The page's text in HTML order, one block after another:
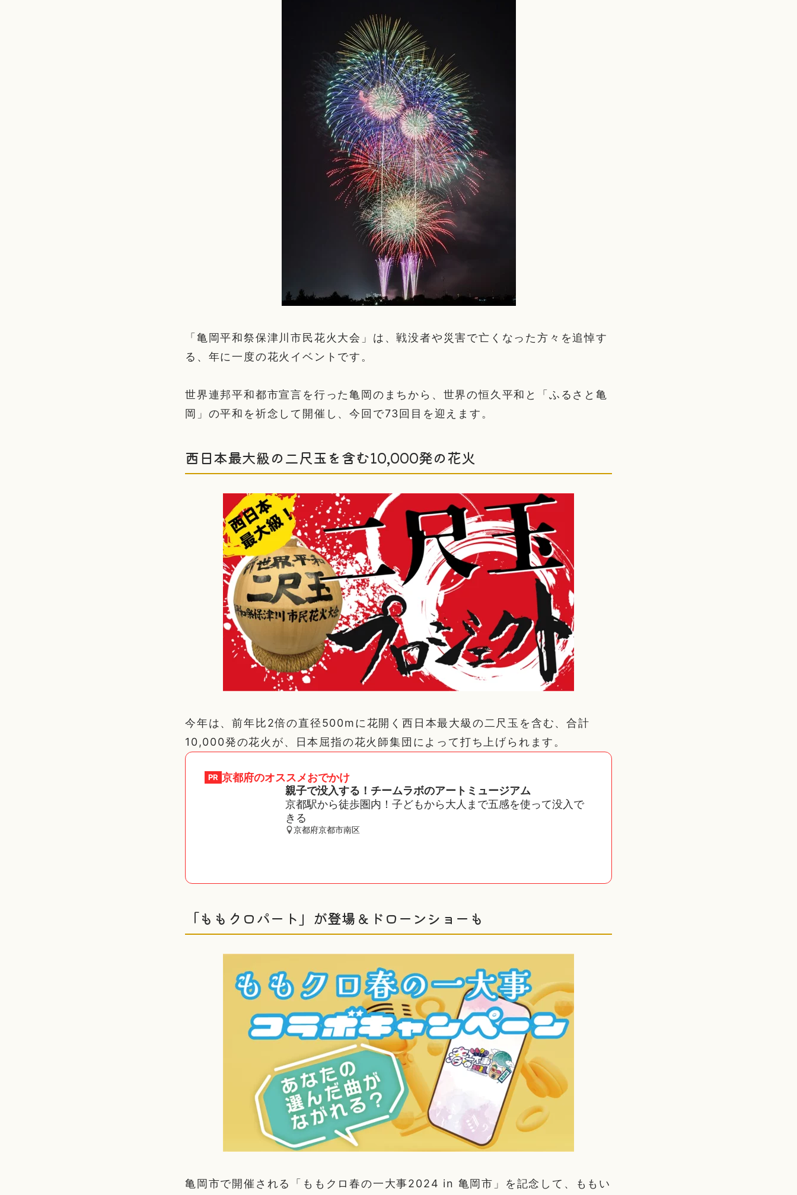
「亀岡平和祭保津川市民花火大会」は、戦没者や災害で亡くなった方々を追悼す
る、年に一度の花火イベントです。
世界連邦平和都市宣言を行った亀岡のまちから、世界の恒久平和と「ふるさと亀
岡」の平和を祈念して開催し、今回で73回目を迎えます。
西日本最大級の二尺玉を含む10,000発の花火
今年は、前年比2倍の直径500mに花開く西日本最大級の二尺玉を含む、合計
10,000発の花火が、日本屈指の花火師集団によって打ち上げられます。
PR 京都府のオススメおでかけ
親子で没入する！チームラボのアートミュージアム
京都駅から徒歩圏内！子どもから大人まで五感を使って没入で
きる
京都府京都市南区
「ももクロパート」が登場＆ドローンショーも
亀岡市で開催される「ももクロ春の一大事2024 in 亀岡市」を記念して、ももい